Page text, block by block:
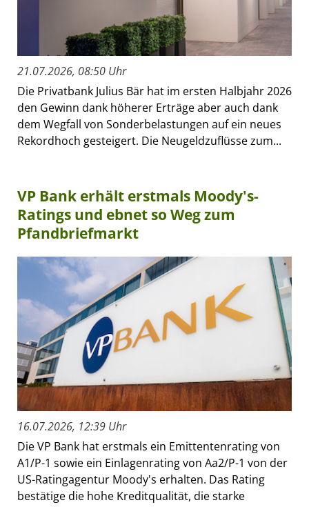
21.07.2026, 08:50 Uhr
Die Privatbank Julius Bär hat im ersten Halbjahr 2026
den Gewinn dank höherer Erträge aber auch dank
dem Wegfall von Sonderbelastungen auf ein neues
Rekordhoch gesteigert. Die Neugeldzuflüsse zum...
VP Bank erhält erstmals Moody's-
Ratings und ebnet so Weg zum
Pfandbriefmarkt
16.07.2026, 12:39 Uhr
Die VP Bank hat erstmals ein Emittentenrating von
A1/P-1 sowie ein Einlagenrating von Aa2/P-1 von der
US-Ratingagentur Moody's erhalten. Das Rating
bestätige die hohe Kreditqualität, die starke